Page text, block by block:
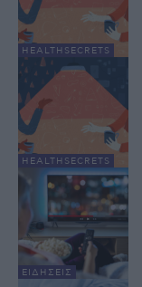
HEALTHSECRETS
HEALTHSECRETS
ΕΙΔΉΣΕΙΣ